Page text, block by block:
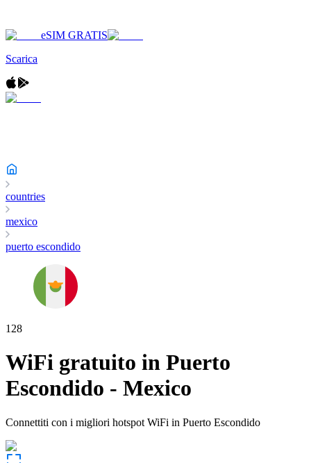
eSIM GRATIS
Scarica
countries
mexico
puerto escondido
128
WiFi gratuito in Puerto
Escondido - Mexico
Connettiti con i migliori hotspot WiFi in Puerto Escondido